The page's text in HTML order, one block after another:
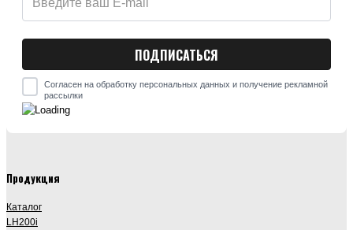
Согласен на обработку персональных данных и получение рекламной
рассылки
Продукция
Каталог
LH200i